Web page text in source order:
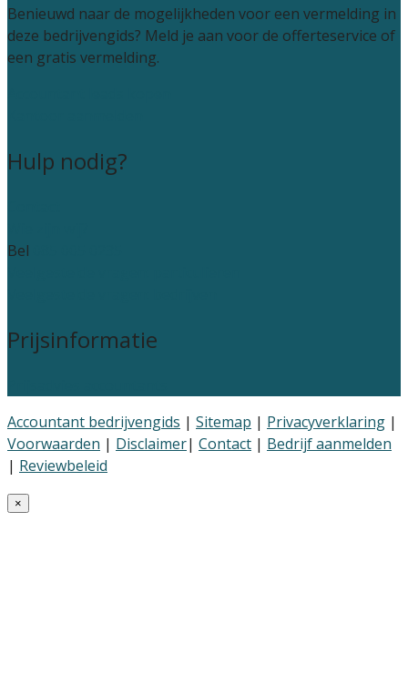
Benieuwd naar de mogelijkheden voor een vermelding in
deze bedrijvengids? Meld je aan voor de offerteservice of
een gratis vermelding.
Hulp nodig?
Bel
Prijsinformatie
Accountant bedrijvengids | Sitemap | Privacyverklaring |
Voorwaarden | Disclaimer| Contact | Bedrijf aanmelden
| Reviewbeleid
×